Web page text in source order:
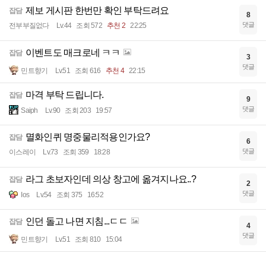
잡담 제보 게시판 한번만 확인 부탁드려요
전부부질없다 Lv.44 조회 572 추천 2 22:25
8
댓글
잡담 이벤트도 매크로네 ㅋㅋ
민트향기 Lv.51 조회 616 추천 4 22:15
3
댓글
잡담 마격 부탁 드립니다.
Saiph Lv.90 조회 203 19:57
9
댓글
잡담 멸화인퀴 명중물리적용인가요?
이스레이 Lv.73 조회 359 18:28
6
댓글
잡담 라그 초보자인데 의상 창고에 옮겨지나요..?
Ios Lv.54 조회 375 16:52
2
댓글
잡담 인던 돌고 나면 지침...ㄷㄷ
민트향기 Lv.51 조회 810 15:04
4
댓글